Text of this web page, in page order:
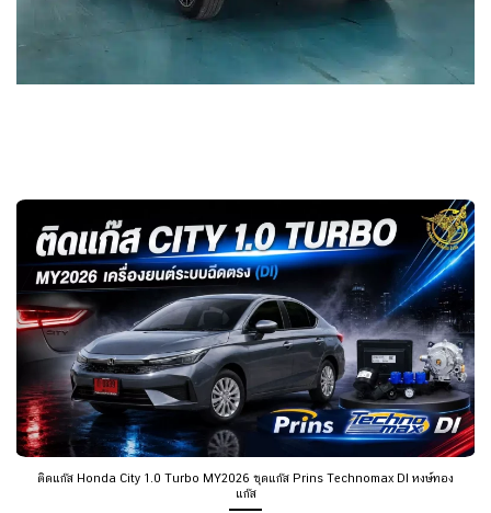
ติดแก๊ส Honda City 1.0 Turbo MY2026 ชุดแก๊ส Prins Technomax DI หงษ์ทอง
แก๊ส